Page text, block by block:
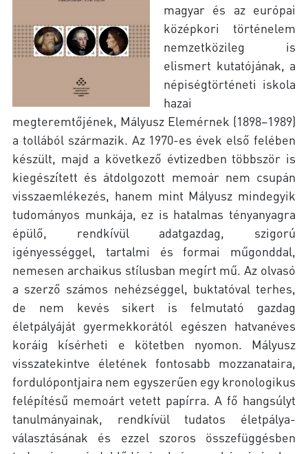
magyar és az európai
középkori történelem
nemzetközileg is
elismert kutatójának, a
népiségtörténeti iskola
hazai
megteremtőjének, Mályusz Elemérnek (1898–1989)
a tollából származik. Az 1970-es évek első felében
készült, majd a következő évtizedben többször is
kiegészített és átdolgozott memoár nem csupán
visszaemlékezés, hanem mint Mályusz mindegyik
tudományos munkája, ez is hatalmas tényanyagra
épülő, rendkívül adatgazdag, szigorú
igényességgel, tartalmi és formai műgonddal,
nemesen archaikus stílusban megírt mű. Az olvasó
a szerző számos nehézséggel, buktatóval terhes,
de nem kevés sikert is felmutató gazdag
életpályáját gyermekkorától egészen hatvanéves
koráig kísérheti e kötetben nyomon. Mályusz
visszatekintve életének fontosabb mozzanataira,
fordulópontjaira nem egyszerűen egy kronologikus
felépítésű memoárt vetett papírra. A fő hangsúlyt
tanulmányainak, rendkívül tudatos életpálya-
választásának és ezzel szoros összefüggésben